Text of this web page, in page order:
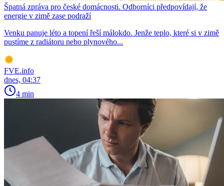
Špatná zpráva pro české domácnosti. Odborníci předpovídají, že
energie v zimě zase podraží
Venku panuje léto a topení řeší málokdo. Jenže teplo, které si v zimě
pustíme z radiátoru nebo plynového...
FVE.info
dnes, 04:37
4 min